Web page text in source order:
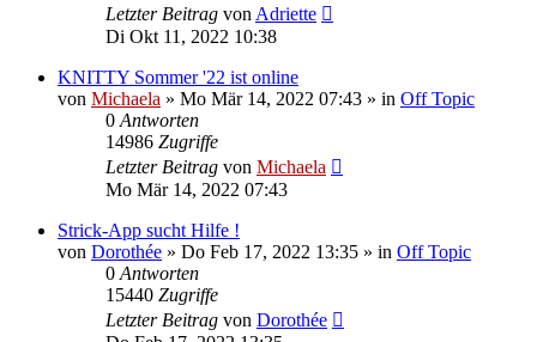
Letzter Beitrag von Adriette
Di Okt 11, 2022 10:38
KNITTY Sommer '22 ist online
von Michaela » Mo Mär 14, 2022 07:43 » in Off Topic
0 Antworten
14986 Zugriffe
Letzter Beitrag von Michaela
Mo Mär 14, 2022 07:43
Strick-App sucht Hilfe !
von Dorothée » Do Feb 17, 2022 13:35 » in Off Topic
0 Antworten
15440 Zugriffe
Letzter Beitrag von Dorothée